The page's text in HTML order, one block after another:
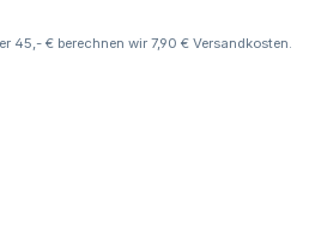
45,- € berechnen wir 7,90 € Versandkosten.